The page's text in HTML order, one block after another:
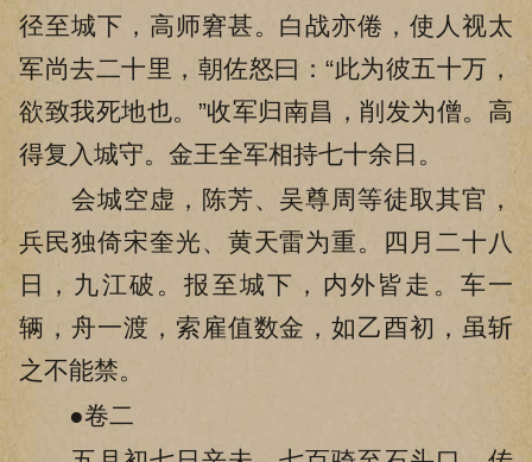
径至城下，高师窘甚。白战亦倦，使人视太
军尚去二十里，朝佐怒曰：“此为彼五十万，
欲致我死地也。”收军归南昌，削发为僧。高
得复入城守。金王全军相持七十余日。
会城空虚，陈芳、吴尊周等徒取其官，
兵民独倚宋奎光、黄天雷为重。四月二十八
日，九江破。报至城下，内外皆走。车一
辆，舟一渡，索雇值数金，如乙酉初，虽斩
之不能禁。
●卷二